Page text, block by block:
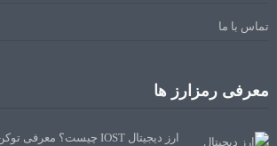
تماس با ما
معرفی رمزارز ها
ارز دیجیتال IOST چیست؟ معرفی توکن آی او اس تی